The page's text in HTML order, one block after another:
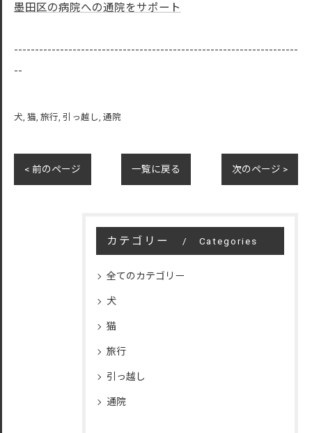
墨田区の病院への通院をサポート
--------------------------------------------------------------------
--
犬 猫 旅行 引っ越し 通院
< 前のページ 一覧に戻る 次のページ >
カテゴリー Categories
全てのカテゴリー
犬
猫
旅行
引っ越し
通院